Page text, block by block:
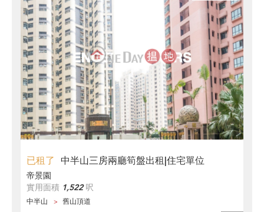
已租了 中半山三房兩廳筍盤出租|住宅單位
帝景園
實用面積 1,522呎
中半山 舊山頂道